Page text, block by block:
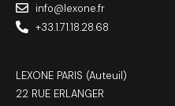
info@lexone.fr
+33.1.71.18.28.68
LEXONE PARIS (Auteuil)
22 RUE ERLANGER